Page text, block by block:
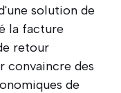
solution de
la facture
retour
convaincre des
de